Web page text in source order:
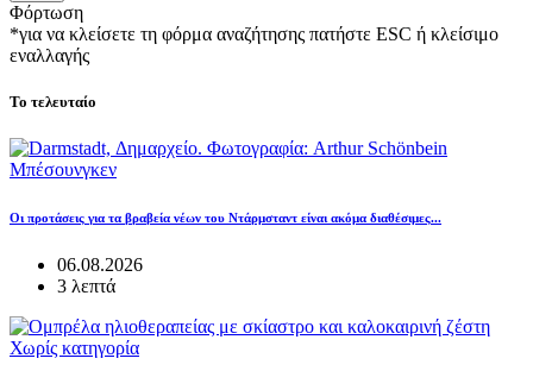
Φόρτωση
*για να κλείσετε τη φόρμα αναζήτησης πατήστε ESC ή κλείσιμο
εναλλαγής
Το τελευταίο
Μπέσουνγκεν
Οι προτάσεις για τα βραβεία νέων του Ντάρμσταντ είναι ακόμα διαθέσιμες...
06.08.2026
3 λεπτά
Χωρίς κατηγορία